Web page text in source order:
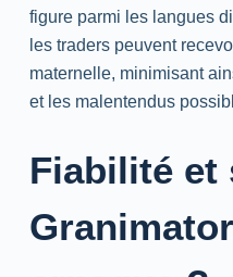
figure parmi les langues
les traders peuvent
maternelle, minimisant
et les malentendus
Fiabilité et